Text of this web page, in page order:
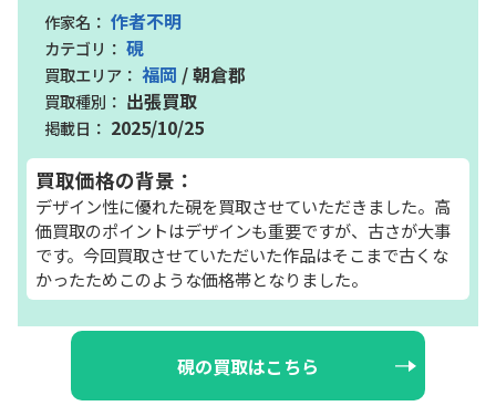
作者不明
硯
福岡 / 朝倉郡
出張買取
2025/10/25
買取価格の背景：
デザイン性に優れた硯を買取させていただきました。高
価買取のポイントはデザインも重要ですが、古さが大事
です。今回買取させていただいた作品はそこまで古くな
かったためこのような価格帯となりました。
硯の買取はこちら